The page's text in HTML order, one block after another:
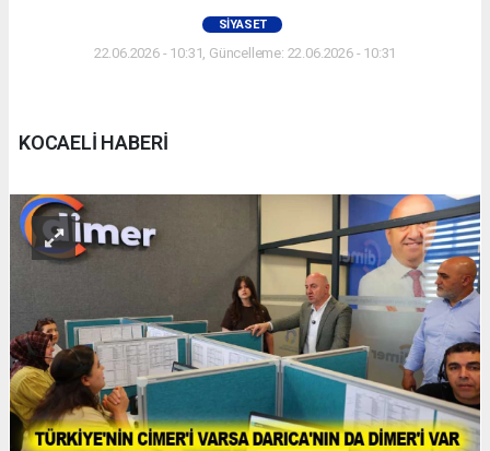
SIYASET
22.06.2026 - 10:31, Güncelleme: 22.06.2026 - 10:31
KOCAELİ HABERİ